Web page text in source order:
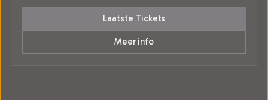
Laatste Tickets
Meer info